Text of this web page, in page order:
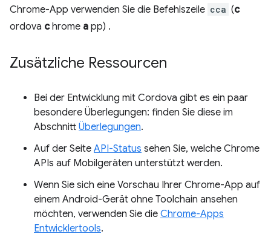
Chrome-App verwenden Sie die Befehlszeile cca (c
ordova chrome a pp) .
Zusätzliche Ressourcen
Bei der Entwicklung mit Cordova gibt es ein paar
besondere Überlegungen: finden Sie diese im
Abschnitt Überlegungen.
Auf der Seite API-Status sehen Sie, welche Chrome
APIs auf Mobilgeräten unterstützt werden.
Wenn Sie sich eine Vorschau Ihrer Chrome-App auf
einem Android-Gerät ohne Toolchain ansehen
möchten, verwenden Sie die Chrome-Apps
Entwicklertools.